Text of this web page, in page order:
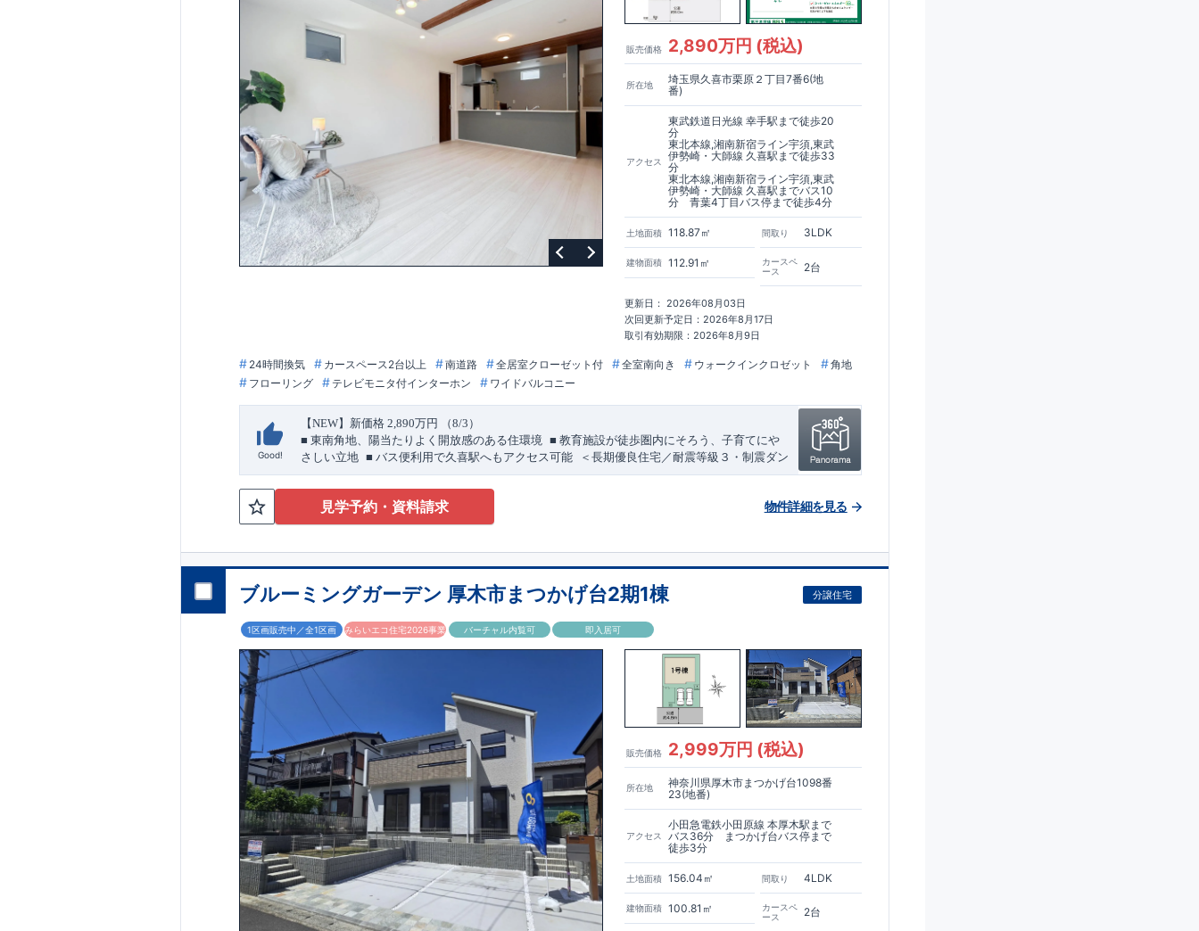
【教育施設】
上和田小学校 約
715m（徒歩 上和田中学校 約 1100m （徒歩14分）
【買い物施設】
セブンイレブン横浜上飯田南店 約 792m 10 分）​オーケー大和上和田
店 約1000m クリエイトS・D大和上和田店 約 1400m （徒歩 ​
分）
550m 上飯田クローバー公園 約
石垣内科小児科医院 約 1200m（徒歩15分）​南大和病院 約1300m（徒歩17分）
東栄住宅の家作り■ 各タイトルをクリック↑​■ 長期優
良住宅取得
【国が定めた７つの技術基準をクリア☆ 】 耐久性/２劣化対策/３維持管理性 ４住宅面積/５
省エネルギー性
​
スマートフォンで見や
すい特設サイトはこちら
☆
スムーズにご案内が可能
お問い合わせお待ちしております
☆​TEL:0120-07-1081​
近くにある同仕様の完成物件をご案
内致します。
販売価格 2,890万円 (税込)
所在地
埼玉県久喜市栗原２丁目7番6(地
番)
アクセス
東武鉄道日光線 幸手駅まで徒歩20
分
東北本線,湘南新宿ライン宇須,東武
伊勢崎・大師線 久喜駅まで徒歩33
分
東北本線,湘南新宿ライン宇須,東武
伊勢崎・大師線 久喜駅までバス10
分 青葉4丁目バス停まで徒歩4分
土地面積 118.87㎡
建物面積 112.91㎡
間取り 3LDK
カースペ
ース
2台
更新日： 2026年08月03日
次回更新予定日：2026年8月17日
取引有効期限：2026年8月9日
24時間換気 カースペース2台以上 南道路 全居室クローゼット付 全室南向き ウォークインクロゼット
角地
フローリング
テレビモニタ付インターホン ワイドバルコニー
Good!
【NEW】新価格 2,890万円 （8/3 ）
■ 東南角地、陽当たりよく開放感のある住環境​ ​ ■ 教育施設が徒歩圏内にそろう、子育てにや
さしい立地​ ​ ■ バス便利用で久喜駅へもアクセス可能​ ​ ＜ 長期優良住宅／耐震等級３・制震ダン
パー採用＞
敷地・駐車スペース
■東側4.0m・南側6.0m道路に面した東南角地。
徒歩4分
■小学校徒歩10 分・中学校徒歩7分、 幼稚園徒歩8分・保育園徒歩５分
■買物施設 分・ダイソー 徒歩5分等
間取りのポイント
■ ホテルライクで実用的な洗面スペース （オープンサニタリーirodori／詳細ページへ）
可変型プランの主寝室＋ WIC主寝室にはウォークインクローゼットを設置。 将来、間仕切り壁
（有償）を設けることで、 プラス 1室として使える可変型の間取りです。
家計にやさしい住宅性能
■長期優良住宅
住宅ローン控除額の優遇、
固定資産税の減額期間延長など
税制面でのメリットが受けられま
す。
■耐震等級３＋制震ダンパー 建築基準法の1.5倍の耐震性。 地震保険の割引（最大
です。
太陽光発電 標準搭載
自家消費分は 月額サービス料０円 ※サービス期間（10年間）中の売電収入は事業者に帰属し
見学予約・資料請求 物件詳細を見る
ブルーミングガーデン 厚木市まつかげ台2期1棟 分譲住宅
1区画販売中／全1区画 みらいエコ住宅2026事業 バーチャル内覧可 即入居可
販売価格 2,999万円 (税込)
所在地
神奈川県厚木市まつかげ台1098番
23(地番)
アクセス
小田急電鉄小田原線 本厚木駅まで
バス36分 まつかげ台バス停まで
徒歩3分
土地面積 156.04㎡
建物面積 100.81㎡
間取り 4LDK
カースペ
ース
2台